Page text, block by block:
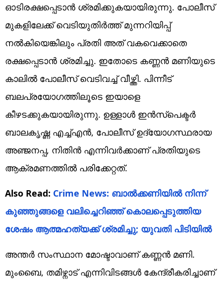
ഓടിരക്ഷപ്പെടാൻ ശ്രമിക്കുകയായിരുന്നു. പോലീസ്
മുകളിലേക്ക് വെടിയുതിർത്ത് മുന്നറിയിപ്പ്
നൽകിയെങ്കിലും പ്രതി അത് വകവെക്കാതെ
രക്ഷപ്പെടാൻ ശ്രമിച്ചു. ഇതോടെ കണ്ണൻ മണിയുടെ
കാലിൽ പോലീസ് വെടിവച്ച് വീഴ്ത്തി. പിന്നീട്
ബലപ്രയോഗത്തിലൂടെ ഇയാളെ
കീഴടക്കുകയായിരുന്നു. ഉള്ളാള്‍ ഇന്‍സ്‌പെക്ടര്‍
ബാലകൃഷ്ണ എച്ച്എന്‍, പോലീസ് ഉദ്യോഗസ്ഥരായ
അഞ്ജനപ്പ, നിതിന്‍ എന്നിവർക്കാണ് പ്രതിയുടെ
ആക്രമണത്തിൽ പരിക്കേറ്റത്.
Also Read: Crime News: ബാൽക്കണിയിൽ നിന്ന്
കുഞ്ഞുങ്ങളെ വലിച്ചെറിഞ്ഞ് കൊലപ്പെടുത്തിയ
ശേഷം ആത്മഹത്യക്ക് ശ്രമിച്ചു; യുവതി പിടിയിൽ
അന്തർ സംസ്ഥാന മോഷ്ടാവാണ് കണ്ണൻ മണി.
മുംബൈ, തമിഴ്നാട് എന്നിവിടങ്ങൾ കേന്ദ്രീകരിച്ചാണ്